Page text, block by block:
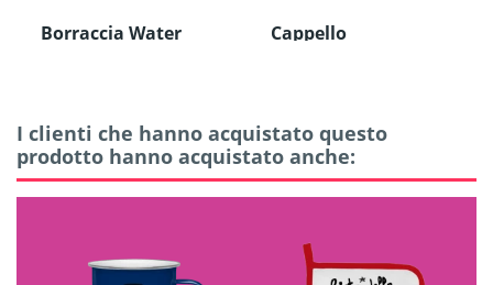
Borraccia Water
Cappello
I clienti che hanno acquistato questo
prodotto hanno acquistato anche: